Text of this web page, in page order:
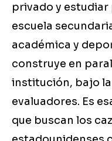
privado y estudiar
escuela
académica y
construye en
institución, bajo
evaluadores. Es
que buscan los